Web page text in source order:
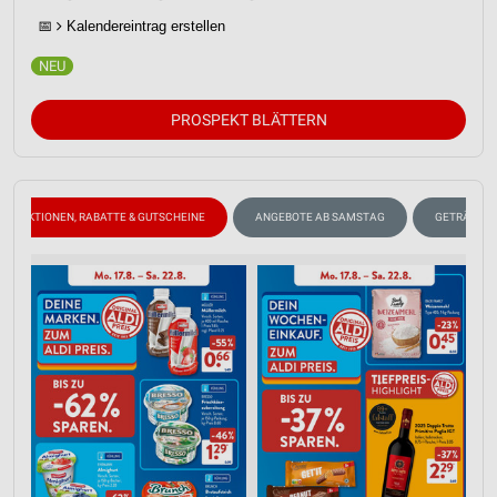
📅 Kalendereintrag erstellen
PROSPEKT BLÄTTERN
AKTIONEN, RABATTE & GUTSCHEINE ANGEBOTE AB SAMSTAG GETRÄNKE
IAB-Besonderheiten:
Verwendung genauer Standortdaten
Geräte anhand von aktiv angeforderten
Informationen identifizieren
Notwendig
Performance
Funktional
Werbung